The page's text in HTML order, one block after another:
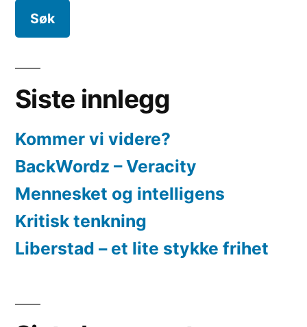
Siste innlegg
Kommer vi videre?
BackWordz – Veracity
Mennesket og intelligens
Kritisk tenkning
Liberstad – et lite stykke frihet